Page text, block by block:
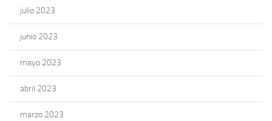
julio 2023
junio 2023
mayo 2023
abril 2023
marzo 2023